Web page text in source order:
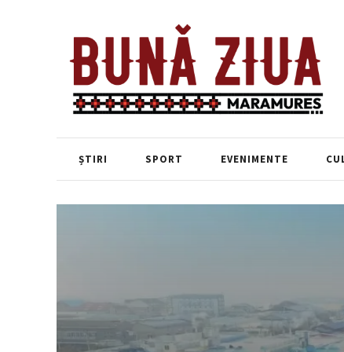
ȘTIRI SPORT EVENIMENTE